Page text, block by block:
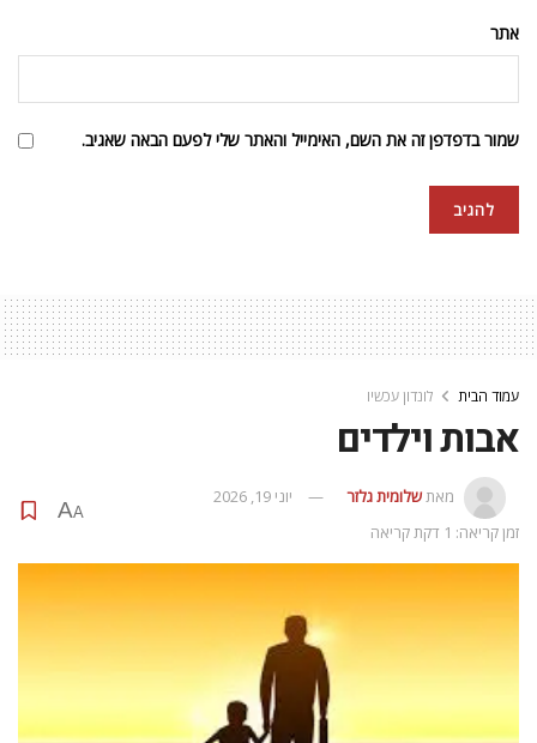
אתר
שמור בדפדפן זה את השם, האימייל והאתר שלי לפעם הבאה שאגיב.
עמוד הבית לונדון עכשיו
אבות וילדים
מאתשלומית גלזר
יוני 19, 2026
זמן קריאה: 1 דקת קריאה
A
A